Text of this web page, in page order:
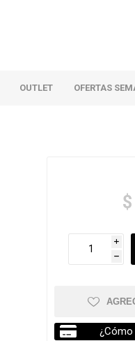
OUTLET OFERTAS
i
h
¿Cómo